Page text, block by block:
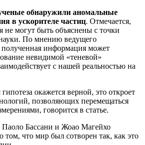
обнаружили аномальные
в ускорителе частиц. Отмечается,
не могут быть объяснены с точки
По мнению ведущего
полученная информация может
невидимой «теневой»
с нашей реальностью на
окажется верной, это откроет
позволяющих перемещаться
говорится в статье.
Бассани и Жоао Магейхо
том, что мир был сотворен так, как это